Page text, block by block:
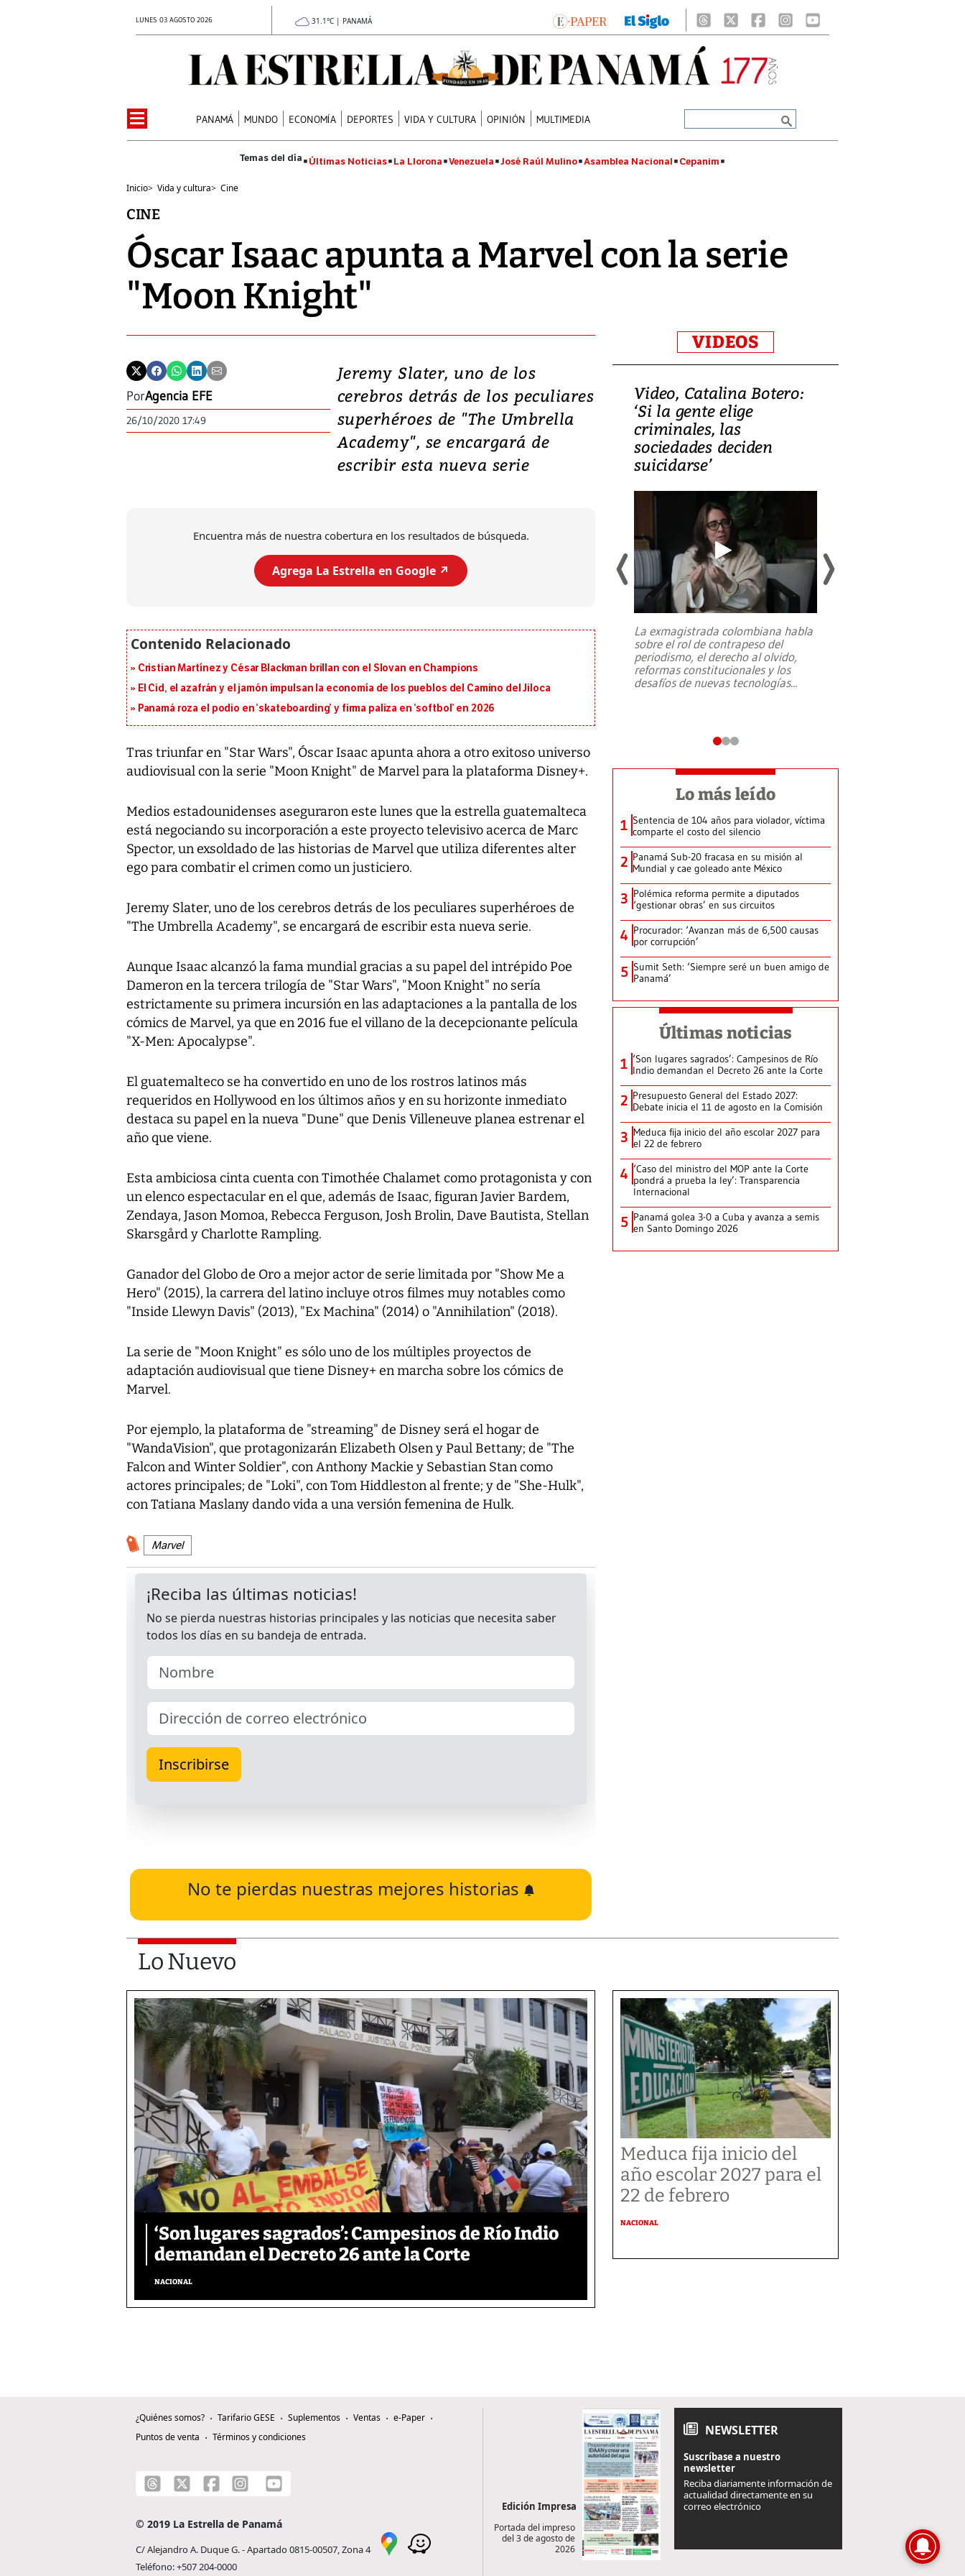
LUNES 03 AGOSTO 2026 31.1°C | PANAMÁ
PANAMÁ MUNDO ECONOMÍA DEPORTES VIDA Y CULTURA OPINIÓN MULTIMEDIA
Últimas Noticias La Llorona Venezuela José Raúl Mulino Asamblea Nacional Cepanim
Inicio> Vida y cultura> Cine
CINE
Óscar Isaac apunta a Marvel con la serie
"Moon Knight"
PorAgencia EFE
26/10/2020 17:49
Jeremy Slater, uno de los
cerebros detrás de los peculiares
superhéroes de "The Umbrella
Academy", se encargará de
escribir esta nueva serie
Encuentra más de nuestra cobertura en los resultados de búsqueda.
Agrega La Estrella en Google ↗️
Cristian Martínez y César Blackman brillan con el Slovan en Champions
El Cid, el azafrán y el jamón impulsan la economía de los pueblos del Camino del Jiloca
Panamá roza el podio en ‘skateboarding’ y firma paliza en ‘softbol’ en 2026
Tras triunfar en "Star Wars", Óscar Isaac apunta ahora a otro exitoso universo
audiovisual con la serie "Moon Knight" de Marvel para la plataforma Disney+.
Medios estadounidenses aseguraron este lunes que la estrella guatemalteca
está negociando su incorporación a este proyecto televisivo acerca de Marc
Spector, un exsoldado de las historias de Marvel que utiliza diferentes alter
ego para combatir el crimen como un justiciero.
Jeremy Slater, uno de los cerebros detrás de los peculiares superhéroes de
"The Umbrella Academy", se encargará de escribir esta nueva serie.
Aunque Isaac alcanzó la fama mundial gracias a su papel del intrépido Poe
Dameron en la tercera trilogía de "Star Wars", "Moon Knight" no sería
estrictamente su primera incursión en las adaptaciones a la pantalla de los
cómics de Marvel, ya que en 2016 fue el villano de la decepcionante película
"X-Men: Apocalypse".
El guatemalteco se ha convertido en uno de los rostros latinos más
requeridos en Hollywood en los últimos años y en su horizonte inmediato
destaca su papel en la nueva "Dune" que Denis Villeneuve planea estrenar el
año que viene.
Esta ambiciosa cinta cuenta con Timothée Chalamet como protagonista y con
un elenco espectacular en el que, además de Isaac, figuran Javier Bardem,
Zendaya, Jason Momoa, Rebecca Ferguson, Josh Brolin, Dave Bautista, Stellan
Skarsgård y Charlotte Rampling.
Ganador del Globo de Oro a mejor actor de serie limitada por "Show Me a
Hero" (2015), la carrera del latino incluye otros filmes muy notables como
"Inside Llewyn Davis" (2013), "Ex Machina" (2014) o "Annihilation" (2018).
La serie de "Moon Knight" es sólo uno de los múltiples proyectos de
adaptación audiovisual que tiene Disney+ en marcha sobre los cómics de
Marvel.
Por ejemplo, la plataforma de "streaming" de Disney será el hogar de
"WandaVision", que protagonizarán Elizabeth Olsen y Paul Bettany; de "The
Falcon and Winter Soldier", con Anthony Mackie y Sebastian Stan como
actores principales; de "Loki", con Tom Hiddleston al frente; y de "She-Hulk",
con Tatiana Maslany dando vida a una versión femenina de Hulk.
Marvel
No te pierdas nuestras mejores historias
VIDEOS
Video, Japón: Terremoto
deja heridos y graves
daños en Kumamoto
al sur de Japón, provocando una
Video, Catalina Botero:
‘Si la gente elige
criminales, las
sociedades deciden
suicidarse’
La exmagistrada colombiana habla
sobre el rol de contrapeso del
periodismo, el derecho al olvido,
reformas constitucionales y los
desafíos de nuevas tecnologías...
Lo más leído
1 Sentencia de 104 años para violador, víctima
comparte el costo del silencio
2 Panamá Sub-20 fracasa en su misión al
Mundial y cae goleado ante México
3 Polémica reforma permite a diputados
‘gestionar obras’ en sus circuitos
4 Procurador: ‘Avanzan más de 6,500 causas
por corrupción’
5 Sumit Seth: ‘Siempre seré un buen amigo de
Panamá’
Últimas noticias
1 ‘Son lugares sagrados’: Campesinos de Río
Indio demandan el Decreto 26 ante la Corte
2 Presupuesto General del Estado 2027:
Debate inicia el 11 de agosto en la Comisión
3 Meduca fija inicio del año escolar 2027 para
el 22 de febrero
4 ‘Caso del ministro del MOP ante la Corte
pondrá a prueba la ley’: Transparencia
Internacional
5 Panamá golea 3-0 a Cuba y avanza a semis
en Santo Domingo 2026
Lo Nuevo
‘Son lugares sagrados’: Campesinos de Río Indio
demandan el Decreto 26 ante la Corte
NACIONAL
Meduca fija inicio del
año escolar 2027 para el
22 de febrero
NACIONAL
¿Quiénes somos? Tarifario GESE Suplementos Ventas
e-Paper
Puntos de venta
Términos y condiciones
© 2019 La Estrella de Panamá
C/ Alejandro A. Duque G. - Apartado 0815-00507, Zona 4
Teléfono: +507 204-0000
Edición Impresa
Portada del impreso
del 3 de agosto de
2026
NEWSLETTER
Suscríbase a nuestro
newsletter
Reciba diariamente información de
actualidad directamente en su
correo electrónico